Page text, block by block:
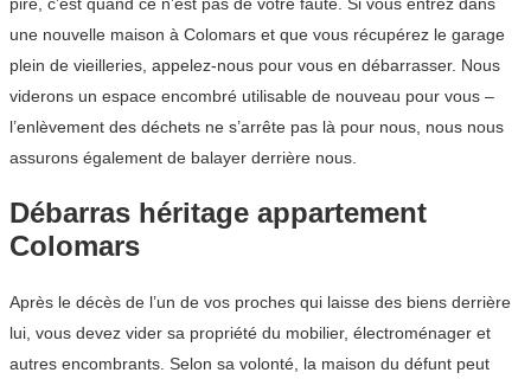
une nouvelle maison à Colomars et que vous récupérez le garage
plein de vieilleries, appelez-nous pour vous en débarrasser. Nous
viderons un espace encombré utilisable de nouveau pour vous –
l’enlèvement des déchets ne s’arrête pas là pour nous, nous nous
assurons également de balayer derrière nous.
Débarras héritage appartement
Colomars
Après le décès de l’un de vos proches qui laisse des biens derrière
lui, vous devez vider sa propriété du mobilier, électroménager et
autres encombrants. Selon sa volonté, la maison du défunt peut